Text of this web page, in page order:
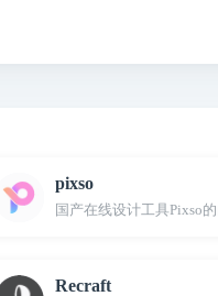
pixso
国产在线设计工具Pixso
Recraft